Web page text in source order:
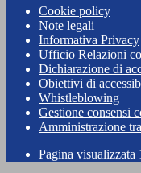
Cookie policy
Note legali
Informativa Privacy
Ufficio Relazioni
Dichiarazione di
Obiettivi di
Whistleblowing
Gestione consensi
Amministrazione
Pagina visualizzata